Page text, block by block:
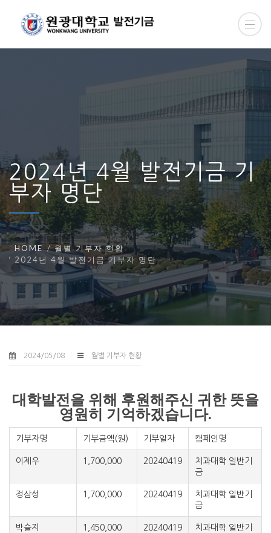
2024년 4월 발전기금 기
부자 명단
HOME
월별 기부자 현황
2024년 4월 발전기금 기부자 명단
2024/05/08 월별 기부자 현황
대학발전을 위해 후원해주신 귀한 뜻을
영원히 기억하겠습니다.
기부자명 기부금액(원) 기부일자 캠페인명
이제우 1,700,000 20240419
치과대학 일반기
금
정삼성 1,700,000 20240419
치과대학 일반기
금
박슬지 1,450,000 20240419
치과대학 일반기